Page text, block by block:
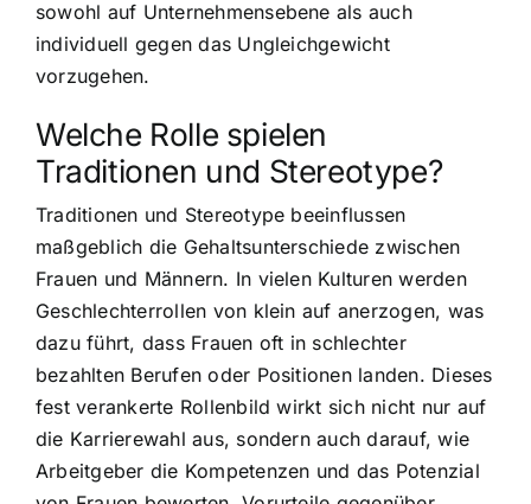
sowohl auf Unternehmensebene als auch
individuell gegen das Ungleichgewicht
vorzugehen.
Welche Rolle spielen
Traditionen und Stereotype?
Traditionen und Stereotype beeinflussen
maßgeblich die Gehaltsunterschiede zwischen
Frauen und Männern. In vielen Kulturen werden
Geschlechterrollen von klein auf anerzogen, was
dazu führt, dass Frauen oft in schlechter
bezahlten Berufen oder Positionen landen. Dieses
fest verankerte Rollenbild wirkt sich nicht nur auf
die Karrierewahl aus, sondern auch darauf, wie
Arbeitgeber die Kompetenzen und das Potenzial